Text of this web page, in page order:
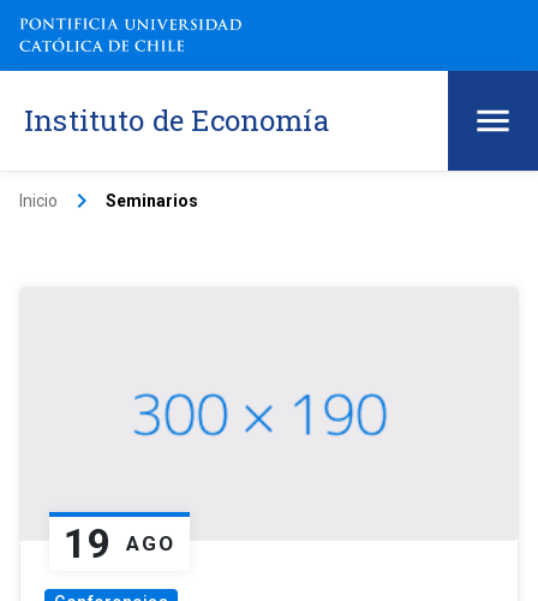
Instituto de Economía
Inicio keyboard_arrow_right Seminarios
19 AGO